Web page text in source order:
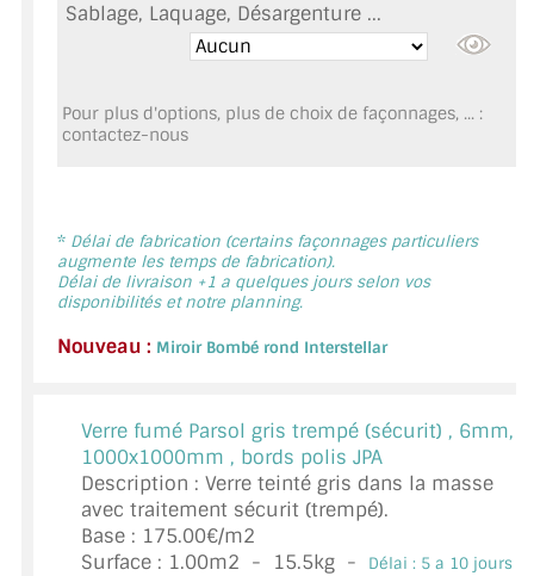
MIROIR POUR PORTE
MIROIR PAROI DE DOUCHE
MIROIR ENCADRÉ
VERRE EXTRACLAIR
VERRE TREMPÉ (SÉCURIT)
PAROI DE DOUCHE
Sablage, Laquage, Désargenture ...
Pour plus d'options, plus de choix de façonnages, ... :
contactez-nous
* Délai de fabrication (certains façonnages particuliers
augmente les temps de fabrication).
Délai de livraison +1 a quelques jours selon vos
disponibilités et notre planning.
Nouveau : Miroir Bombé rond Interstellar
Verre fumé Parsol gris trempé (sécurit) , 6mm,
1000x1000mm , bords polis JPA
Description : Verre teinté gris dans la masse
avec traitement sécurit (trempé).
Base : 175.00€/m2
Surface : 1.00m2 - 15.5kg - Délai : 5 a 10 jours *